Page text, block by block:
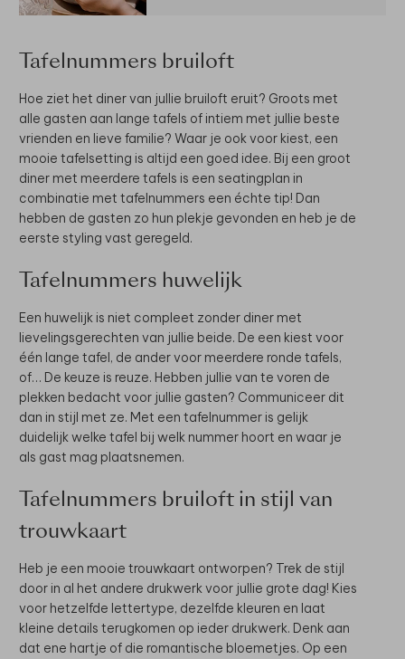
Tafelnummers bruiloft
Hoe ziet het diner van jullie bruiloft eruit? Groots met
alle gasten aan lange tafels of intiem met jullie beste
vrienden en lieve familie? Waar je ook voor kiest, een
mooie tafelsetting is altijd een goed idee. Bij een groot
diner met meerdere tafels is een seatingplan in
combinatie met tafelnummers een échte tip! Dan
hebben de gasten zo hun plekje gevonden en heb je de
eerste styling vast geregeld.
Tafelnummers huwelijk
Een huwelijk is niet compleet zonder diner met
lievelingsgerechten van jullie beide. De een kiest voor
één lange tafel, de ander voor meerdere ronde tafels,
of… De keuze is reuze. Hebben jullie van te voren de
plekken bedacht voor jullie gasten? Communiceer dit
dan in stijl met ze. Met een tafelnummer is gelijk
duidelijk welke tafel bij welk nummer hoort en waar je
als gast mag plaatsnemen.
Tafelnummers bruiloft in stijl van
trouwkaart
Heb je een mooie trouwkaart ontworpen? Trek de stijl
door in al het andere drukwerk voor jullie grote dag! Kies
voor hetzelfde lettertype, dezelfde kleuren en laat
kleine details terugkomen op ieder drukwerk. Denk aan
dat ene hartje of die romantische bloemetjes. Op een